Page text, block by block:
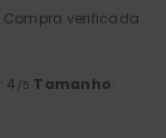
Compra verificada
: 4 /5 Tamanho: